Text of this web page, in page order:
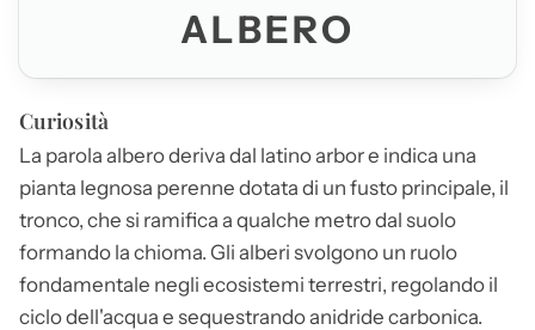
ALBERO
Curiosità
La parola alberoderiva dal latino arbor e indica una
pianta legnosa perenne dotata di un fusto principale, il
tronco, che si ramifica a qualche metro dal suolo
formando la chioma. Gli alberi svolgono un ruolo
fondamentale negli ecosistemi terrestri, regolando il
ciclo dell'acqua e sequestrando anidride carbonica.